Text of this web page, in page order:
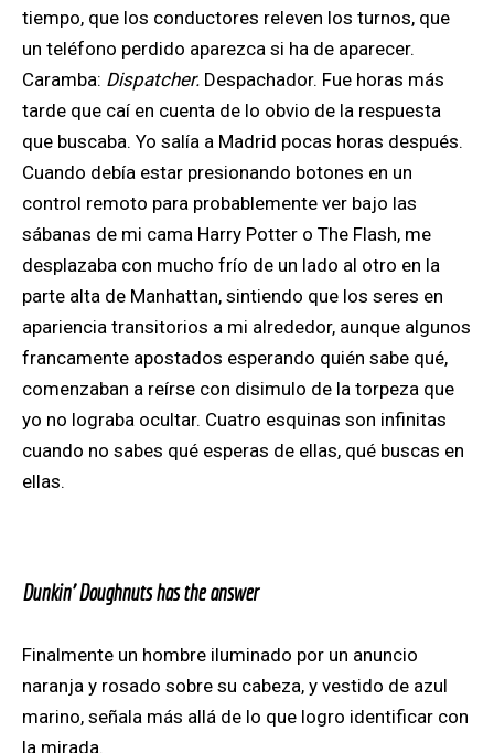
tiempo, que los conductores releven los turnos, que
un teléfono perdido aparezca si ha de aparecer.
Caramba: Dispatcher. Despachador. Fue horas más
tarde que caí en cuenta de lo obvio de la respuesta
que buscaba. Yo salía a Madrid pocas horas después.
Cuando debía estar presionando botones en un
control remoto para probablemente ver bajo las
sábanas de mi cama Harry Potter o The Flash, me
desplazaba con mucho frío de un lado al otro en la
parte alta de Manhattan, sintiendo que los seres en
apariencia transitorios a mi alrededor, aunque algunos
francamente apostados esperando quién sabe qué,
comenzaban a reírse con disimulo de la torpeza que
yo no lograba ocultar. Cuatro esquinas son infinitas
cuando no sabes qué esperas de ellas, qué buscas en
ellas.
Dunkin’ Doughnuts has the answer
Finalmente un hombre iluminado por un anuncio
naranja y rosado sobre su cabeza, y vestido de azul
marino, señala más allá de lo que logro identificar con
la mirada.